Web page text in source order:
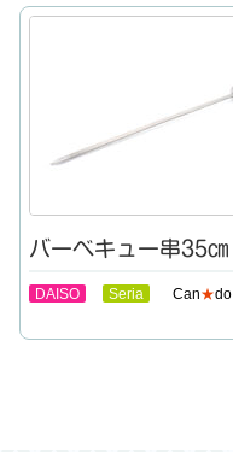
バーベキュー串35㎝
DAISO Seria Can★do